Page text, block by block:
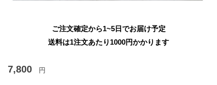
ご注文確定から1~5日でお届け予定
送料は1注文あたり 1000円かかります
7,800 円